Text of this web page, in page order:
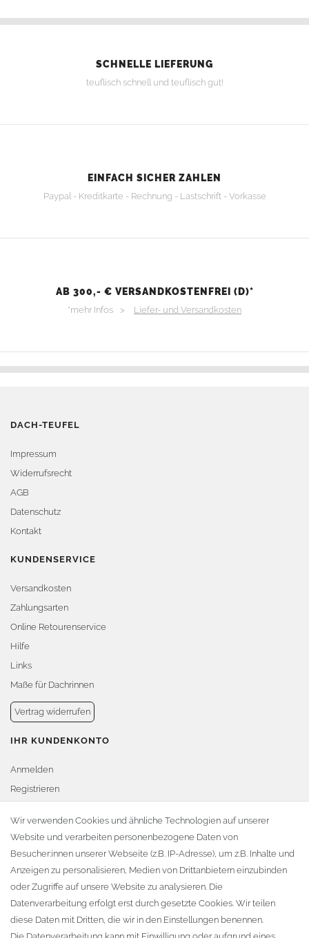
SCHNELLE LIEFERUNG
teuflisch schnell und teuflisch gut!
EINFACH SICHER ZAHLEN
Paypal - Kreditkarte - Rechnung - Lastschrift - Vorkasse
AB 300,- € VERSANDKOSTENFREI (D)*
*mehr Infos > Liefer- und Versandkosten
DACH-TEUFEL
Impressum
Widerrufsrecht
AGB
Datenschutz
Kontakt
KUNDENSERVICE
Versandkosten
Zahlungsarten
Online Retourenservice
Hilfe
Links
Maße für Dachrinnen
Vertrag widerrufen
IHR KUNDENKONTO
Anmelden
Registrieren
Warenkorb
Zur Kasse
KONTAKT
Fa. Steffen Jost
Söbrigener Weg 50
D-01796 Pirna
Wir verwenden Cookies und ähnliche Technologien auf unserer
Website und verarbeiten personenbezogene Daten von
Besucher:innen unserer Webseite (z.B. IP-Adresse), um z.B. Inhalte und
Anzeigen zu personalisieren, Medien von Drittanbietern einzubinden
oder Zugriffe auf unsere Website zu analysieren. Die
Datenverarbeitung erfolgt erst durch gesetzte Cookies. Wir teilen
diese Daten mit Dritten, die wir in den Einstellungen benennen.